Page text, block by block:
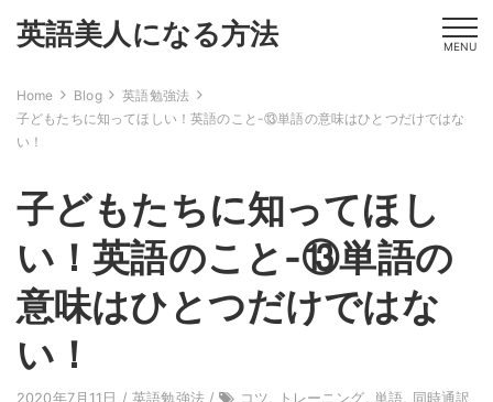
英語美人になる方法 MENU
Home Blog
英語勉強法
子どもたちに知ってほしい！英語のこと-⑬単語の意味はひとつだけではな
い！
子どもたちに知ってほし
い！英語のこと-⑬単語の
意味はひとつだけではな
い！
2020年7月11日 /英語勉強法/ コツ トレーニング 単語
同時通訳